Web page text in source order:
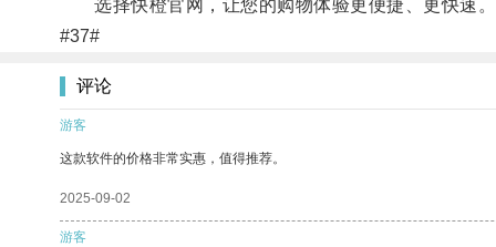
选择快橙官网，让您的购物体验更便捷、更快速。
#37#
评论
游客
这款软件的价格非常实惠，值得推荐。
2025-09-02
游客